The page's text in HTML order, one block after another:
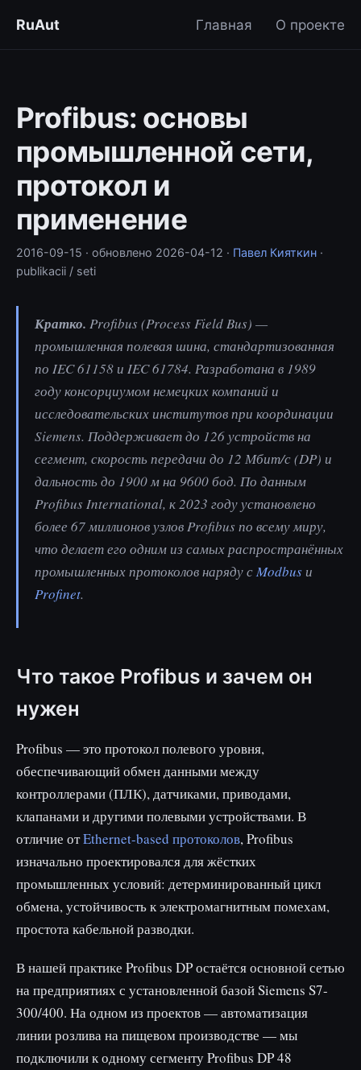
RuAut Главная О проекте
Profibus: основы
промышленной сети,
протокол и
применение
2016-09-15 · обновлено 2026-04-12 · Павел Кияткин ·
publikacii / seti
Кратко. Profibus (Process Field Bus) —
промышленная полевая шина, стандартизованная
по IEC 61158 и IEC 61784. Разработана в 1989
году консорциумом немецких компаний и
исследовательских институтов при координации
Siemens. Поддерживает до 126 устройств на
сегмент, скорость передачи до 12 Мбит/с (DP) и
дальность до 1900 м на 9600 бод. По данным
Profibus International, к 2023 году установлено
более 67 миллионов узлов Profibus по всему миру,
что делает его одним из самых распространённых
промышленных протоколов наряду сModbus и
Profinet.
Что такое Profibus и зачем он
нужен
Profibus — это протокол полевого уровня,
обеспечивающий обмен данными между
контроллерами (ПЛК), датчиками, приводами,
клапанами и другими полевыми устройствами. В
отличие отEthernet-based протоколов, Profibus
изначально проектировался для жёстких
промышленных условий: детерминированный цикл
обмена, устойчивость к электромагнитным помехам,
простота кабельной разводки.
В нашей практике Profibus DP остаётся основной сетью
на предприятиях с установленной базой Siemens S7-
300/400. На одном из проектов — автоматизация
линии розлива на пищевом производстве — мы
подключили к одному сегменту Profibus DP 48